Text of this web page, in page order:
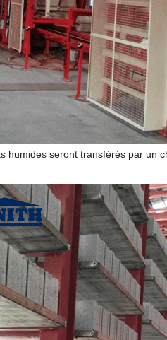
humides seront transférés par un